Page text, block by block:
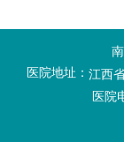
医院地址： 江西
医院